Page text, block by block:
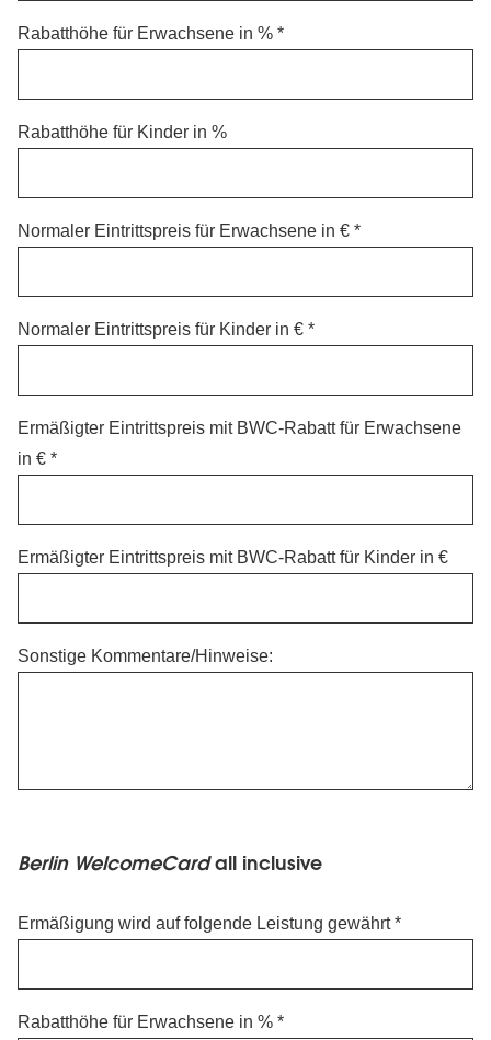
Rabatthöhe für Erwachsene in %
Rabatthöhe für Kinder in %
Normaler Eintrittspreis für Erwachsene in €
Normaler Eintrittspreis für Kinder in €
Ermäßigter Eintrittspreis mit BWC-Rabatt für Erwachsene
in €
Ermäßigter Eintrittspreis mit BWC-Rabatt für Kinder in €
Sonstige Kommentare/Hinweise:
WelcomeCard
inclusive
Berlin WelcomeCardall inclusive
Ermäßigung wird auf folgende Leistung gewährt
Rabatthöhe für Erwachsene in %